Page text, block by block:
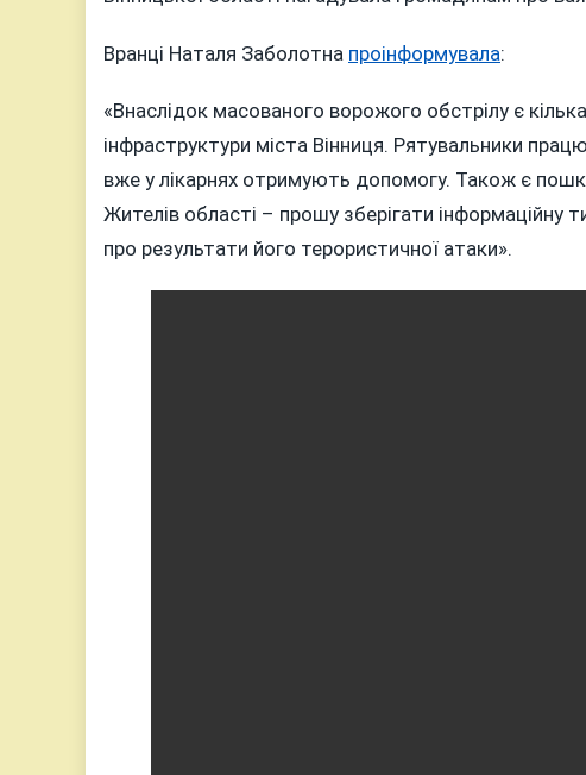
Вранці Наталя Заболотна проінформувала:
«Внаслідок масованого ворожого обстрілу є
інфраструктури міста Вінниця. Рятувальники
вже у лікарнях отримують допомогу. Також є
Жителів області – прошу зберігати інформаційну
про результати його терористичної атаки».